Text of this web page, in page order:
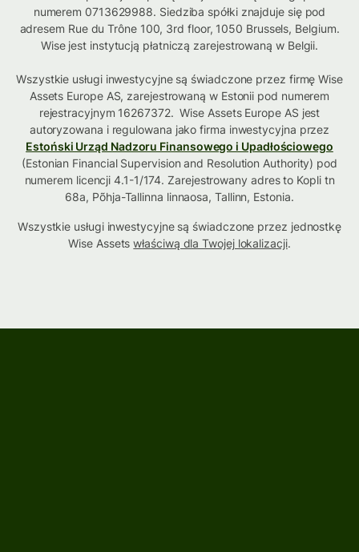
numerem 0713629988. Siedziba spółki znajduje się pod
adresem Rue du Trône 100, 3rd floor, 1050 Brussels, Belgium.
Wise jest instytucją płatniczą zarejestrowaną w Belgii.
Wszystkie usługi inwestycyjne są świadczone przez firmę Wise
Assets Europe AS, zarejestrowaną w Estonii pod numerem
rejestracyjnym 16267372. Wise Assets Europe AS jest
autoryzowana i regulowana jako firma inwestycyjna przez
Estoński Urząd Nadzoru Finansowego i Upadłościowego
(Estonian Financial Supervision and Resolution Authority) pod
numerem licencji 4.1-1/174. Zarejestrowany adres to Kopli tn
68a, Põhja-Tallinna linnaosa, Tallinn, Estonia.
Wszystkie usługi inwestycyjne są świadczone przez jednostkę
Wise Assetswłaściwą dla Twojej lokalizacji.